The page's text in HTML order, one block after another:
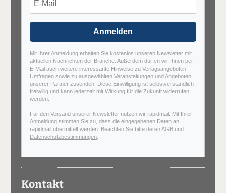
Anmelden
Mit Ihrer Anmeldung erhalten Sie kostenlos unseren Newsletter mit
aktuellen Nachrichten der Branche. Außerdem dürfen wir Ihnen per
E-Mail auch weitere interessante Hinweise zu Verlagsangeboten,
Umfragen sowie zu ausgewählten Veranstaltungen und Angeboten
unserer Partner zusenden. Diese Einwilligung ist selbstverständlich
freiwillig und kann jederzeit mit Wirkung für die Zukunft widerrufen
werden.
Für den Versand unserer Newsletter nutzen wir rapidmail. Mit Ihrer
Anmeldung stimmen Sie zu, dass die eingegebenen Daten an
rapidmail übermittelt werden. Beachten Sie bitte derenAGB und
Datenschutzbestimmungen
Kontakt